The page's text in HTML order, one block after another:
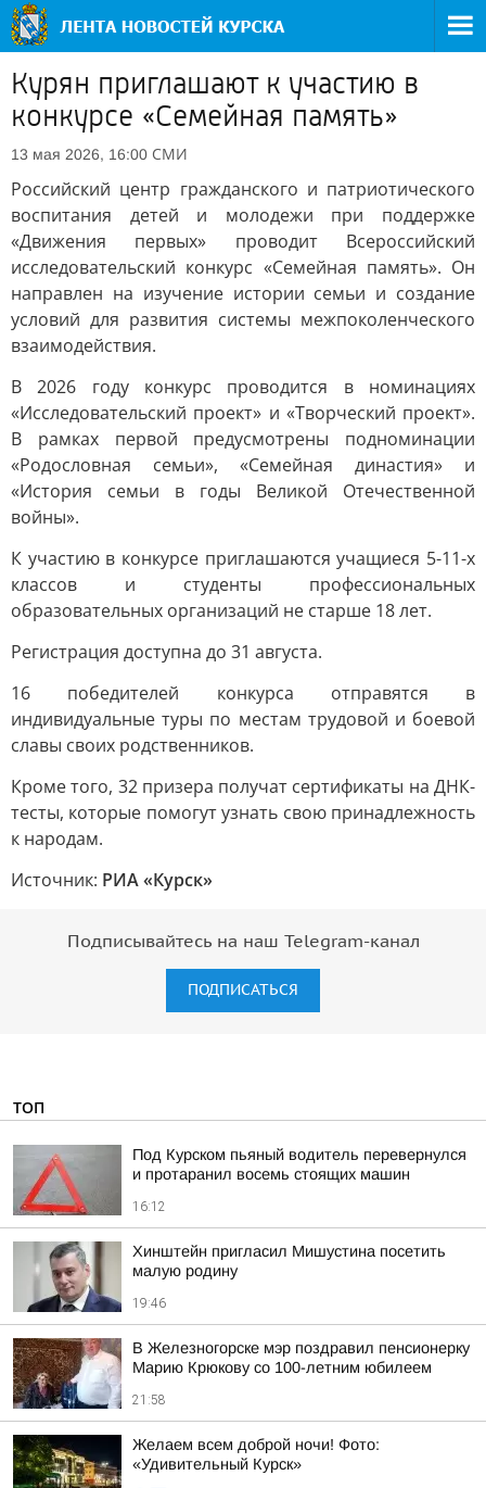
Курян приглашают к участию в
конкурсе «Семейная память»
13 мая 2026, 16:00 СМИ
Российский центр гражданского и патриотического
воспитания детей и молодежи при поддержке
«Движения первых» проводит Всероссийский
исследовательский конкурс «Семейная память». Он
направлен на изучение истории семьи и создание
условий для развития системы межпоколенческого
взаимодействия.
В 2026 году конкурс проводится в номинациях
«Исследовательский проект» и «Творческий проект».
В рамках первой предусмотрены подноминации
«Родословная семьи», «Семейная династия» и
«История семьи в годы Великой Отечественной
войны».
К участию в конкурсе приглашаются учащиеся 5-11-х
классов и студенты профессиональных
образовательных организаций не старше 18 лет.
Регистрация доступна до 31 августа.
16 победителей конкурса отправятся в
индивидуальные туры по местам трудовой и боевой
славы своих родственников.
Кроме того, 32 призера получат сертификаты на ДНК-
тесты, которые помогут узнать свою принадлежность
к народам.
Источник: РИА «Курск»
Подписывайтесь на наш Telegram-канал
ПОДПИСАТЬСЯ
ТОП
Под Курском пьяный водитель перевернулся
и протаранил восемь стоящих машин
16:12
Хинштейн пригласил Мишустина посетить
малую родину
19:46
В Железногорске мэр поздравил пенсионерку
Марию Крюкову со 100-летним юбилеем
21:58
Желаем всем доброй ночи! Фото:
«Удивительный Курск»